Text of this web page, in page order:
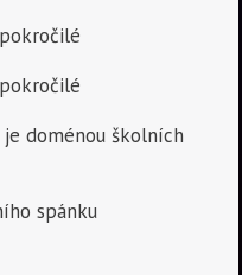
doménou školních
spánku